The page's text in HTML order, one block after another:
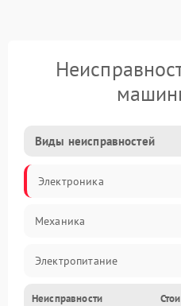
Виды неисправностей
Электроника
Механика
Электропитание
Нагрев
Неисправности